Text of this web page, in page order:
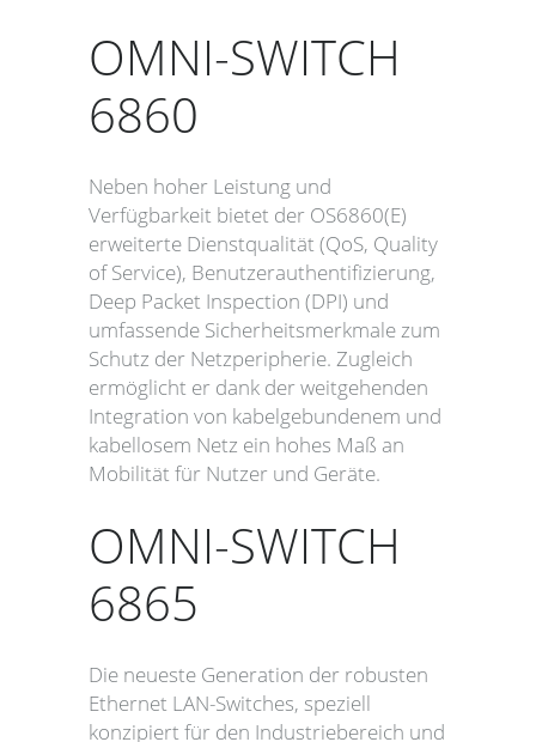
OMNI-SWITCH
6860
Neben hoher Leistung und
Verfügbarkeit bietet der OS6860(E)
erweiterte Dienstqualität (QoS, Quality
of Service), Benutzerauthentifizierung,
Deep Packet Inspection (DPI) und
umfassende Sicherheitsmerkmale zum
Schutz der Netzperipherie. Zugleich
ermöglicht er dank der weitgehenden
Integration von kabelgebundenem und
kabellosem Netz ein hohes Maß an
Mobilität für Nutzer und Geräte.
OMNI-SWITCH
6865
Die neueste Generation der robusten
Ethernet LAN-Switches, speziell
konzipiert für den Industriebereich und